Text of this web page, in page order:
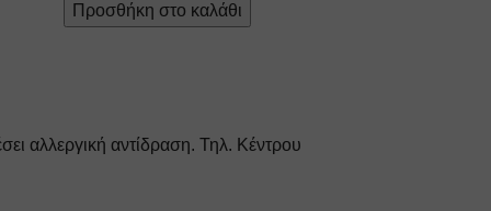
Προσθήκη στο καλάθι
αλλεργική αντίδραση. Τηλ. Κέντρου